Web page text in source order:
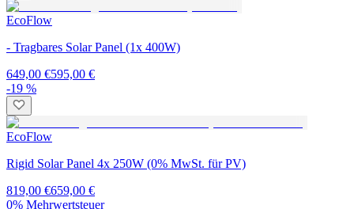
EcoFlow
- Tragbares Solar Panel (1x 400W)
649,00 €595,00 €
-19 %
EcoFlow
Rigid Solar Panel 4x 250W (0% MwSt. für PV)
819,00 €659,00 €
0% Mehrwertsteuer